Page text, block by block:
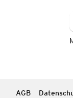
AGB